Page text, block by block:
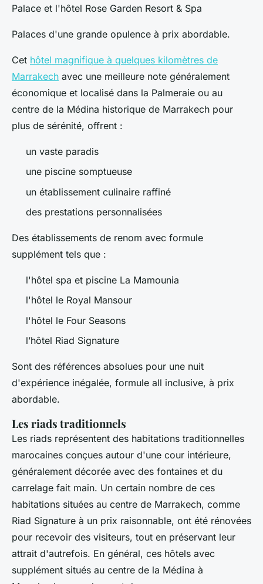
Palace et l'hôtel Rose Garden Resort & Spa
Palaces d'une grande opulence à prix abordable.
Cet hôtel magnifique à quelques kilomètres de
Marrakech avec une meilleure note généralement
économique et localisé dans la Palmeraie ou au
centre de la Médina historique de Marrakech pour
plus de sérénité, offrent :
un vaste paradis
une piscine somptueuse
un établissement culinaire raffiné
des prestations personnalisées
Des établissements de renom avec formule
supplément tels que :
l'hôtel spa et piscine La Mamounia
l'hôtel le Royal Mansour
l'hôtel le Four Seasons
l’hôtel Riad Signature
Sont des références absolues pour une nuit
d'expérience inégalée, formule all inclusive, à prix
abordable.
Les riads traditionnels
Les riads représentent des habitations traditionnelles
marocaines conçues autour d'une cour intérieure,
généralement décorée avec des fontaines et du
carrelage fait main. Un certain nombre de ces
habitations situées au centre de Marrakech, comme
Riad Signature à un prix raisonnable, ont été rénovées
pour recevoir des visiteurs, tout en préservant leur
attrait d'autrefois. En général, ces hôtels avec
supplément situés au centre de la Médina à